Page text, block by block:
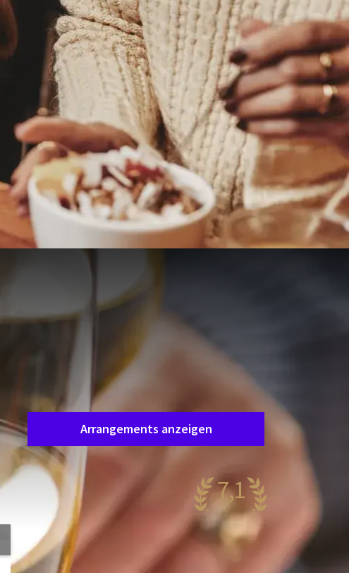
Leider ist dieses Arrangement
Das Arrangement, an dem Sie interessiert sind,
ist leider nicht mehr verfügbar. Zum Glück gibt es
viele andere Arrangements!
Arrangements anzeigen
7,1
Sehr gut
169 Bewertungen